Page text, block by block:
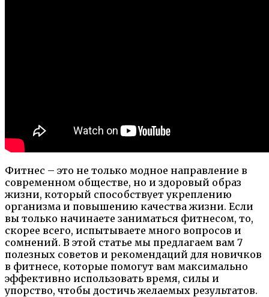
Фитнес – это не только модное направление в
современном обществе, но и здоровый образ
жизни, который способствует укреплению
организма и повышению качества жизни. Если
вы только начинаете заниматься фитнесом, то,
скорее всего, испытываете много вопросов и
сомнений. В этой статье мы предлагаем вам 7
полезных советов и рекомендаций для новичков
в фитнесе, которые помогут вам максимально
эффективно использовать время, силы и
упорство, чтобы достичь желаемых результатов.